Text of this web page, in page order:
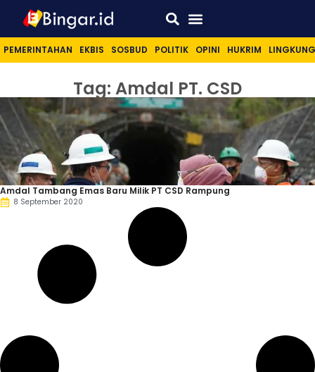
PEMERINTAHAN EKBIS SOSBUD POLITIK OPINI HUKRIM
Tag: Amdal PT. CSD
Amdal Tambang Emas Baru Milik PT CSD Rampung
8 September 2020